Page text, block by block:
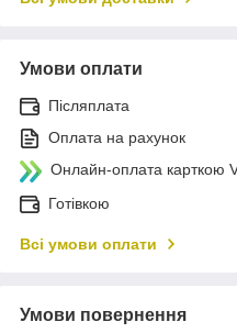
Умови оплати
Післяплата
Оплата на рахунок
Онлайн-оплата карткою
Готівкою
Всі умови оплати
Умови повернення